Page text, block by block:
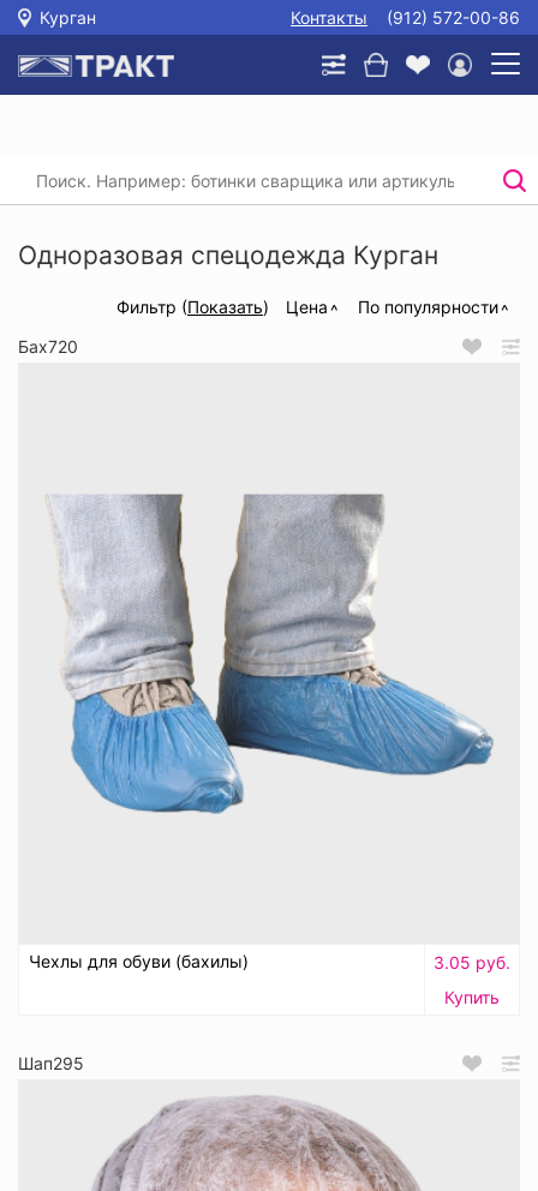
Курган Контакты (912) 572-00-86
Главная / /
Одноразовая спецодежда
Одноразовая спецодежда Курган
Фильтр (Показать) Цена
По популярности
Бах720
Чехлы для обуви (бахилы)
3.05 руб.
Купить
Шап295